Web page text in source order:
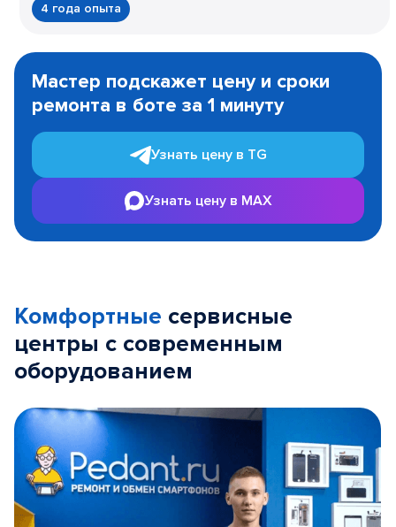
4 года опыта
1
Мастер подскажет цену и сроки
ремонта в боте за 1 минуту
Узнать цену в TG
Узнать цену в MAX
Комфортные сервисные
центры с современным
оборудованием